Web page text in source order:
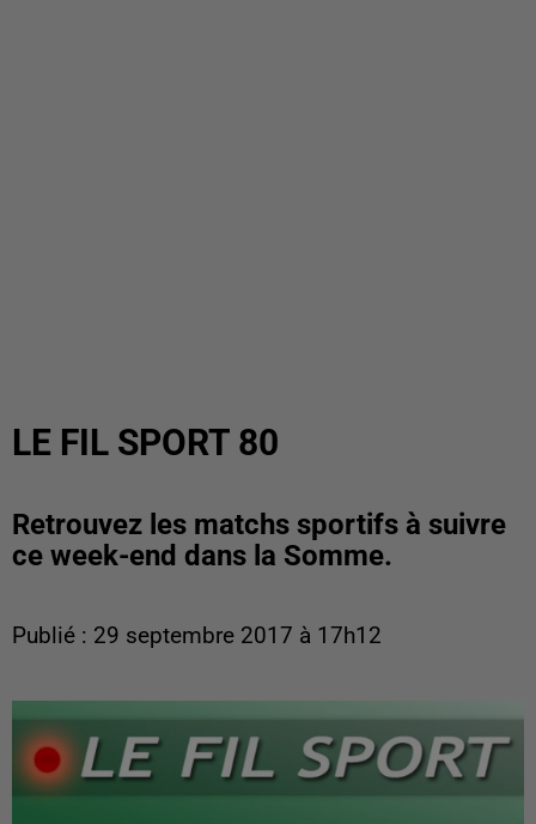
LE FIL SPORT 80
Retrouvez les matchs sportifs à suivre
ce week-end dans la Somme.
Publié : 29 septembre 2017 à 17h12